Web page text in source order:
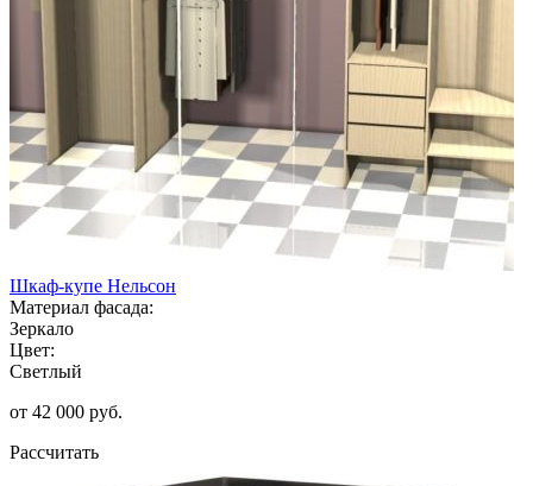
Шкаф-купе Нельсон
Материал фасада:
Зеркало
Цвет:
Светлый
от 42 000 руб.
Рассчитать